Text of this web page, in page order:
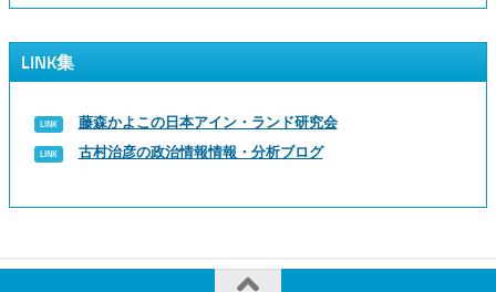
LINK集
藤森かよこの日本アイン・ランド研究会
古村治彦の政治情報情報・分析ブログ